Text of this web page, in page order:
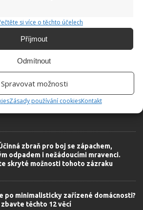
si více o těchto účelech
Příjmout
Odmítnout
Spravovat možnosti
Zásady používání cookiesKontakt
list: Kromě kulinářských využití
v celé domácnosti
zbraň pro boj se zápachem,
odpadem i nežádoucími mravenci.
skryté možnosti tohoto zázraku
po minimalisticky zařízené domácnosti?
zbavte těchto 12 věcí